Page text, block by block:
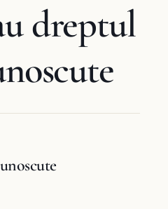
dreptul